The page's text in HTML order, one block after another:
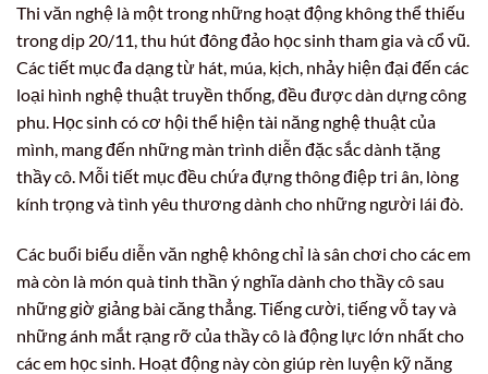
Thi văn nghệ là một trong những hoạt động không thể thiếu
trong dịp 20/11, thu hút đông đảo học sinh tham gia và cổ vũ.
Các tiết mục đa dạng từ hát, múa, kịch, nhảy hiện đại đến các
loại hình nghệ thuật truyền thống, đều được dàn dựng công
phu. Học sinh có cơ hội thể hiện tài năng nghệ thuật của
mình, mang đến những màn trình diễn đặc sắc dành tặng
thầy cô. Mỗi tiết mục đều chứa đựng thông điệp tri ân, lòng
kính trọng và tình yêu thương dành cho những người lái đò.
Các buổi biểu diễn văn nghệ không chỉ là sân chơi cho các em
mà còn là món quà tinh thần ý nghĩa dành cho thầy cô sau
những giờ giảng bài căng thẳng. Tiếng cười, tiếng vỗ tay và
những ánh mắt rạng rỡ của thầy cô là động lực lớn nhất cho
các em học sinh. Hoạt động này còn giúp rèn luyện kỹ năng